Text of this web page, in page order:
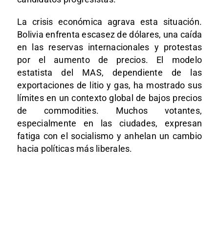
La crisis económica agrava esta situación.
Bolivia enfrenta escasez de dólares, una caída
en las reservas internacionales y protestas
por el aumento de precios. El modelo
estatista del MAS, dependiente de las
exportaciones de litio y gas, ha mostrado sus
límites en un contexto global de bajos precios
de commodities. Muchos votantes,
especialmente en las ciudades, expresan
fatiga con el socialismo y anhelan un cambio
hacia políticas más liberales.